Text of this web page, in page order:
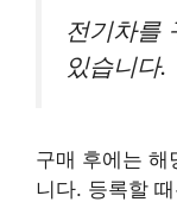
전기차를
있습니다.
구매 후에는 해
니다. 등록할